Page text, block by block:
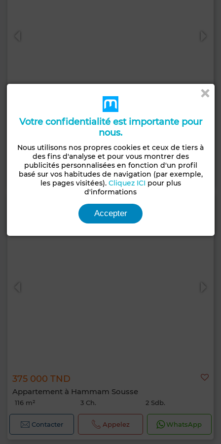
235 000 TND
100 m² 2 Ch. 1 Sdb.
Contacter Appelez WhatsApp
375 000 TND
Appartement à Hammam Sousse
116 m² 3 Ch. 2 Sdb.
Contacter Appelez WhatsApp
Votre confidentialité est importante pour
nous.
Nous utilisons nos propres cookies et ceux de tiers à
des fins d'analyse et pour vous montrer des
publicités personnalisées en fonction d'un profil
basé sur vos habitudes de navigation (par exemple,
les pages visitées). Cliquez ICI pour plus
d'informations
Accepter